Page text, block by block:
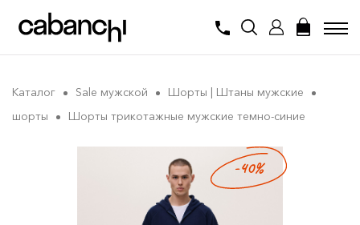
Каталог Sale мужской
Шорты | Штаны мужские
шорты
Шорты трикотажные мужские темно-синие
-40%